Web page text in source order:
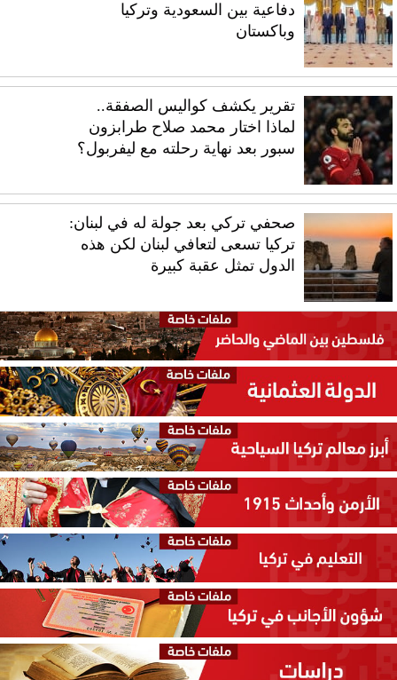
دفاعية بين السعودية وتركيا
وباكستان
تقرير يكشف كواليس الصفقة..
لماذا اختار محمد صلاح طرابزون
سبور بعد نهاية رحلته مع ليفربول؟
صحفي تركي بعد جولة له في لبنان:
تركيا تسعى لتعافي لبنان لكن هذه
الدول تمثل عقبة كبيرة